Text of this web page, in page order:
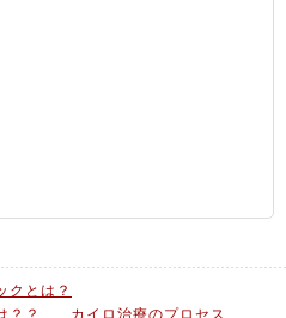
クとは？